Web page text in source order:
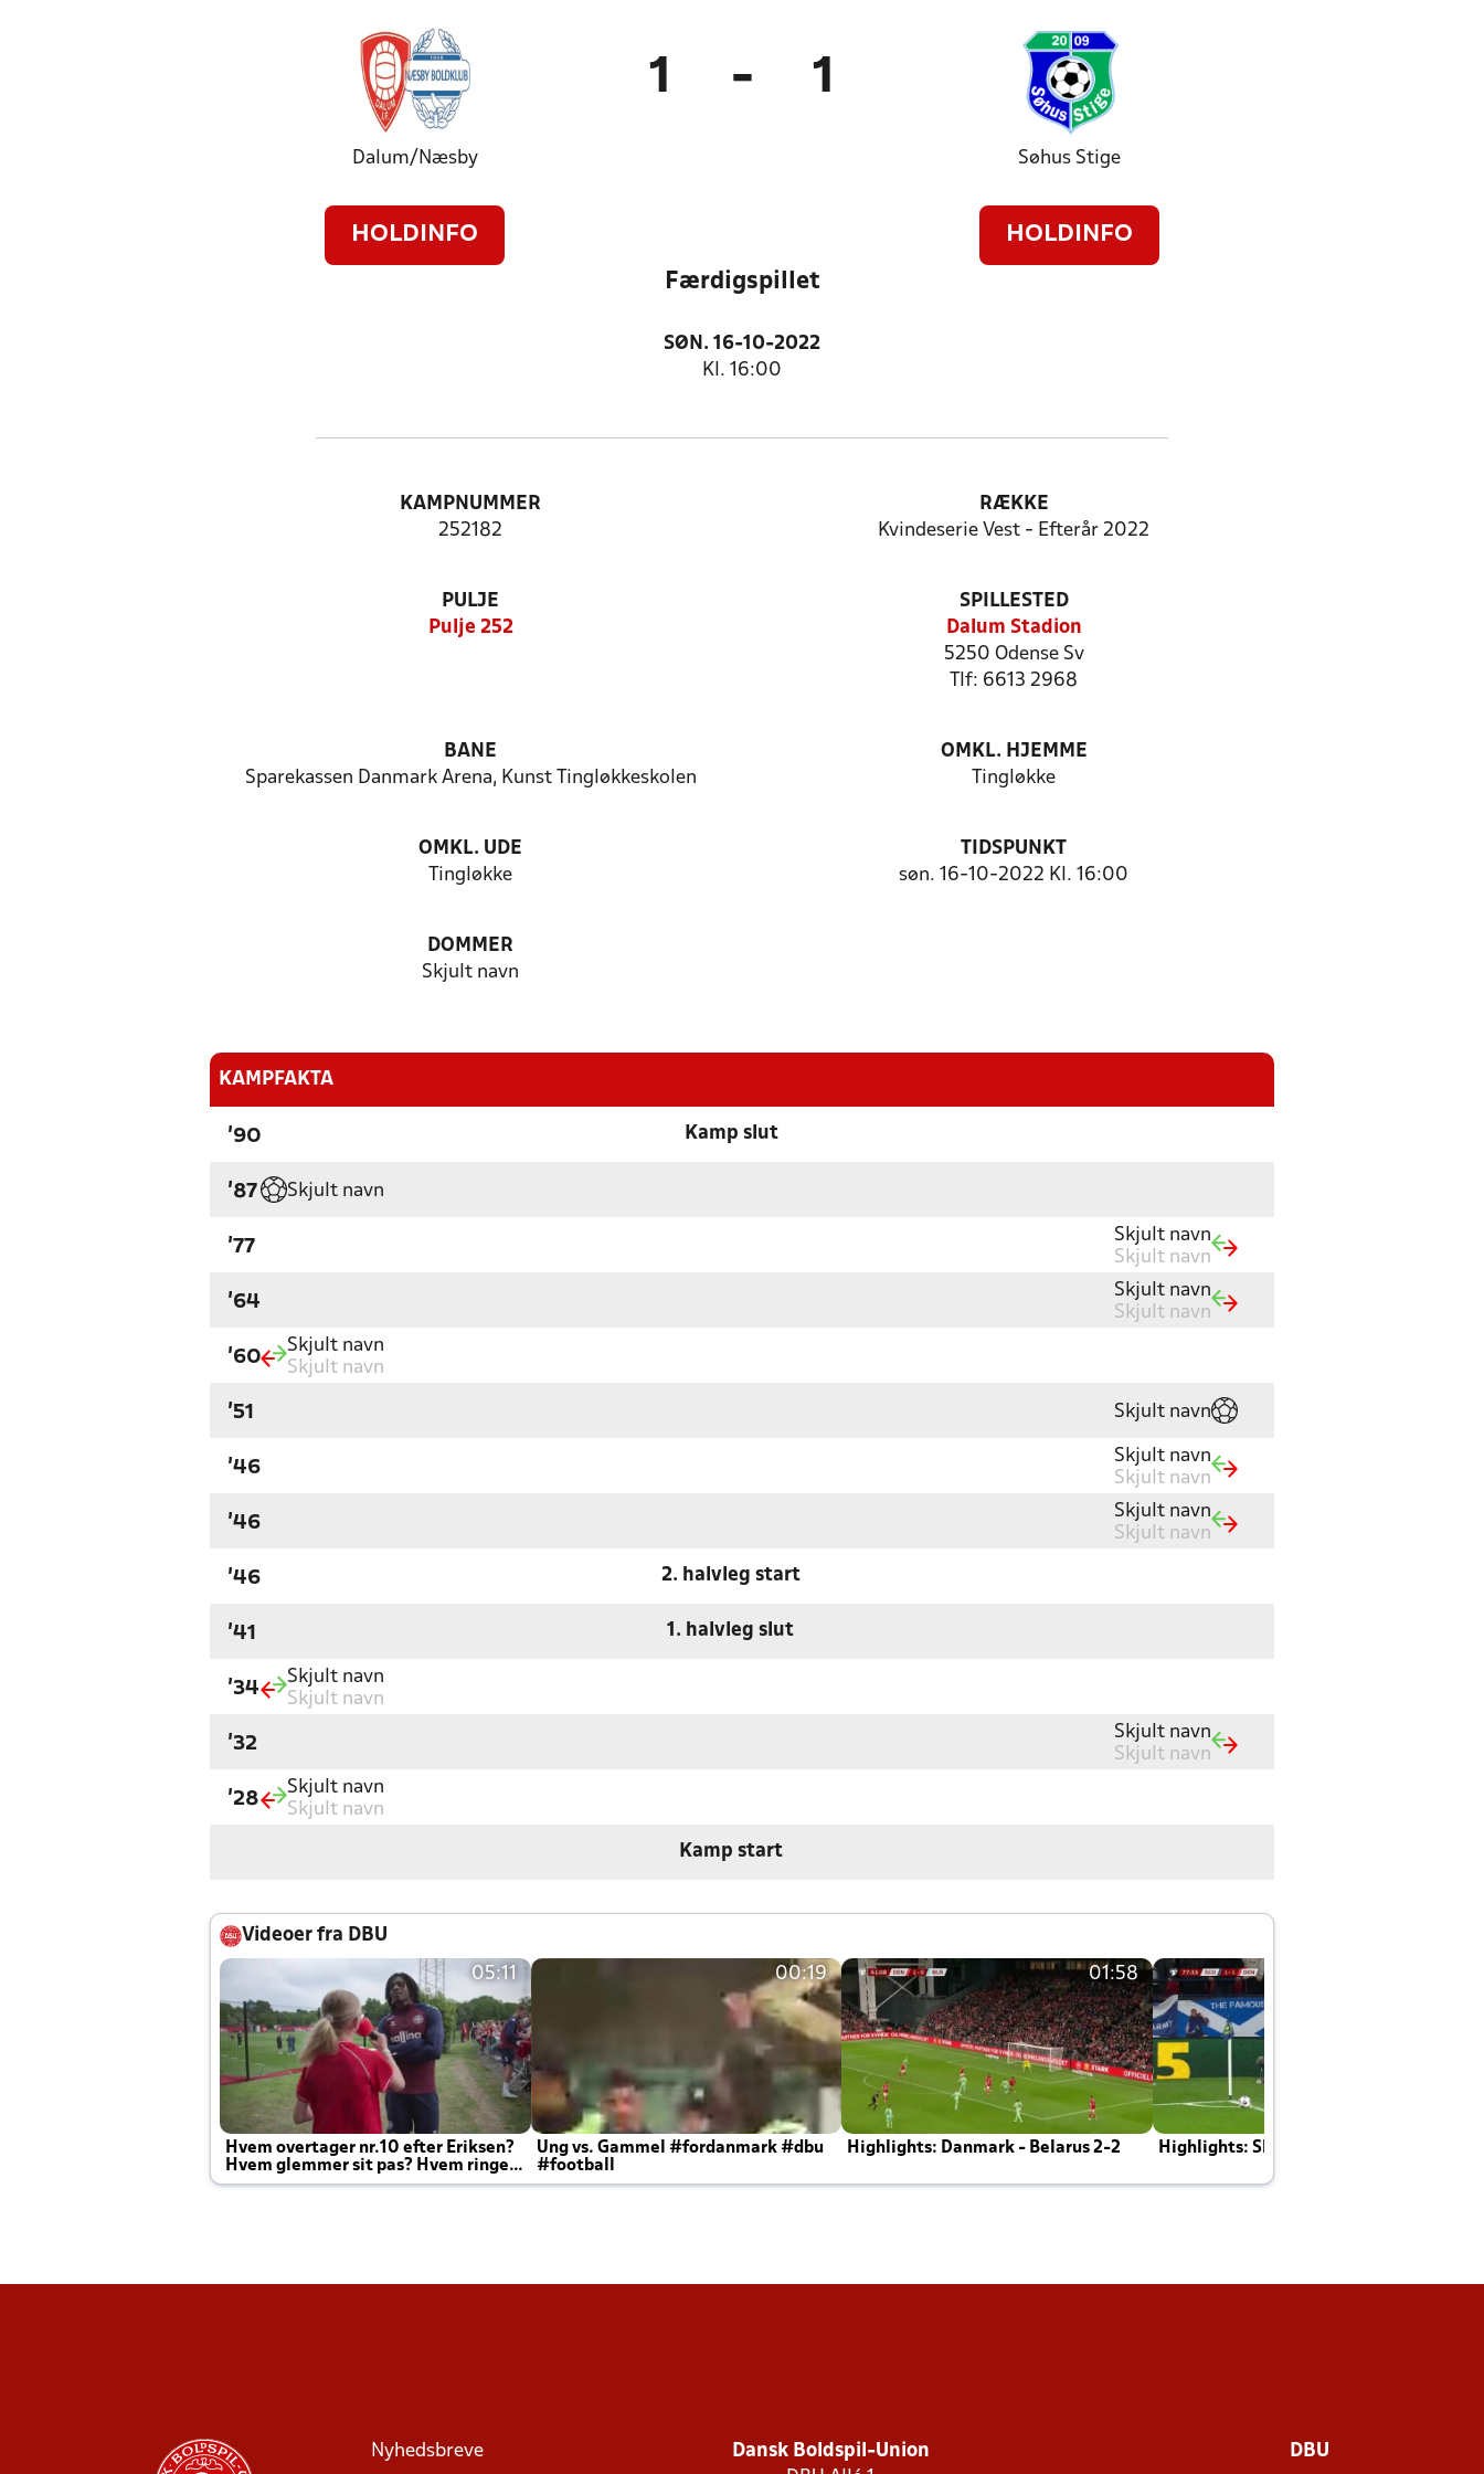
Dalum/Næsby
HOLDINFO
1 - 1
Søhus Stige
HOLDINFO
Færdigspillet
SØN. 16-10-2022
Kl. 16:00
KAMPNUMMER
252182
RÆKKE
Kvindeserie Vest - Efterår 2022
PULJE
Pulje 252
SPILLESTED
Dalum Stadion
5250 Odense Sv
Tlf: 6613 2968
BANE
Sparekassen Danmark Arena, Kunst Tingløkkeskolen
OMKL. HJEMME
Tingløkke
OMKL. UDE
Tingløkke
TIDSPUNKT
søn. 16-10-2022 Kl. 16:00
DOMMER
Skjult navn
KAMPFAKTA
'90 Kamp slut
'87 Skjult navn
'77
Skjult navn
Skjult navn
'64
Skjult navn
Skjult navn
'60
Skjult navn
Skjult navn
'51 Skjult navn
'46
Skjult navn
Skjult navn
'46
Skjult navn
Skjult navn
'46 2. halvleg start
'41 1. halvleg slut
'34
Skjult navn
Skjult navn
'32
Skjult navn
Skjult navn
'28
Skjult navn
Skjult navn
Kamp start
Videoer fra DBU
05:11
Hvem overtager nr.10 efter Eriksen?
Hvem glemmer sit pas? Hvem ringer
Joachim altid til efter kampe?
00:19
Ung vs. Gammel #fordanmark #dbu
#football
01:58
Highlights: Danmark - Belarus 2-2 Highlights: Skotland - Danmark 4-2
Nyhedsbreve
Dansk Boldspil-Union
DBU